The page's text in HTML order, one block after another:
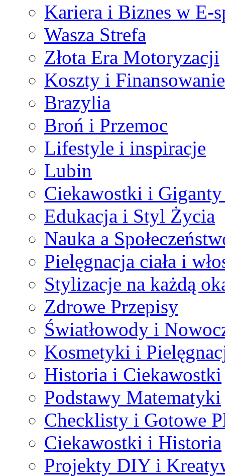
Kariera i Biznes w E-
Wasza Strefa
Złota Era Motoryzacji
Koszty i Finansowanie
Brazylia
Broń i Przemoc
Lifestyle i inspiracje
Lubin
Ciekawostki i
Edukacja i Styl Życia
Nauka a
Pielęgnacja ciała i
Stylizacje na każdą
Zdrowe Przepisy
Światłowody i
Kosmetyki i
Historia i Ciekawostki
Podstawy Matematyki
Checklisty i Gotowe
Ciekawostki i Historia
Projekty DIY i